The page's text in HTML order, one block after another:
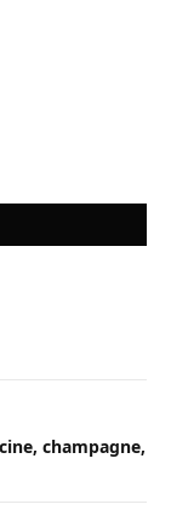
champagne,